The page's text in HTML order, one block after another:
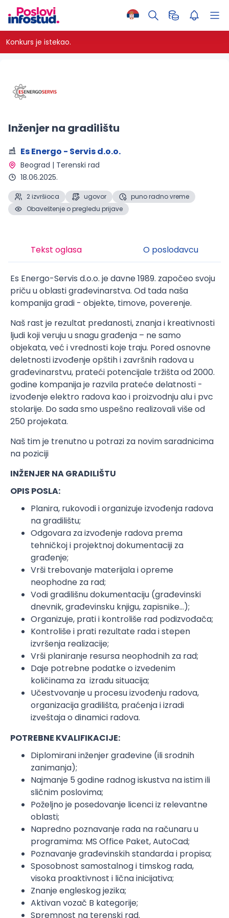
Konkurs je istekao.
Inženjer na gradilištu
Es Energo - Servis d.o.o.
Beograd | Terenski rad
18.06.2025.
2 izvršioca ugovor
puno radno vreme
Obaveštenje o pregledu prijave
Tekst oglasa O poslodavcu
Es Energo-Servis d.o.o. je davne 1989. započeo svoju
priču u oblasti građevinarstva. Od tada naša
kompanija gradi - objekte, timove, poverenje.
Naš rast je rezultat predanosti, znanja i kreativnosti
ljudi koji veruju u snagu građenja – ne samo
objekata, već i vrednosti koje traju. Pored osnovne
deletnosti izvođenje opštih i završnih radova u
građevinarstvu, prateći potencijale tržišta od 2000.
godine kompanija je razvila prateće delatnosti -
izvođenje elektro radova kao i proizvodnju alu i pvc
stolarije. Do sada smo uspešno realizovali više od
250 projekata.
Naš tim je trenutno u potrazi za novim saradnicima
na poziciji
INŽENJER NA GRADILIŠTU
OPIS POSLA:
Planira, rukovodi i organizuje izvođenja radova
na gradilištu;
Odgovara za izvođenje radova prema
tehničkoj i projektnoj dokumentaciji za
građenje;
Vrši trebovanje materijala i opreme
neophodne za rad;
Vodi gradilišnu dokumentaciju (građevinski
dnevnik, građevinsku knjigu, zapisnike…);
Organizuje, prati i kontroliše rad podizvođača;
Kontroliše i prati rezultate rada i stepen
izvršenja realizacije;
Vrši planiranje resursa neophodnih za rad;
Daje potrebne podatke o izvedenim
količinama za izradu situacija;
Učestvovanje u procesu izvođenju radova,
organizacija gradilišta, praćenja i izradi
izveštaja o dinamici radova.
POTREBNE KVALIFIKACIJE:
Diplomirani inženjer građevine (ili srodnih
zanimanja);
Najmanje 5 godine radnog iskustva na istim ili
sličnim poslovima;
Poželjno je posedovanje licenci iz relevantne
oblasti;
Napredno poznavanje rada na računaru u
programima: MS Office Paket, AutoCad;
Poznavanje građevinskih standarda i propisa;
Sposobnost samostalnog i timskog rada,
visoka proaktivnost i lična inicijativa;
Znanje engleskog jezika;
Aktivan vozač B kategorije;
Spremnost na terenski rad.